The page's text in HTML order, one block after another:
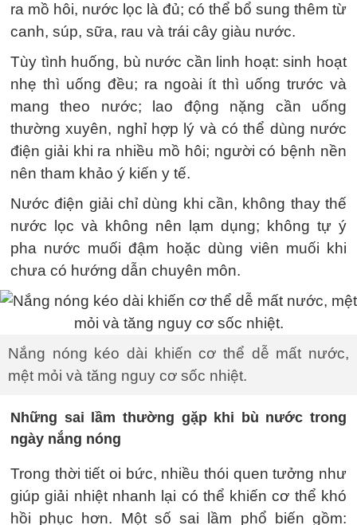
ra mồ hôi, nước lọc là đủ; có thể bổ sung thêm từ
canh, súp, sữa, rau và trái cây giàu nước.
Tùy tình huống, bù nước cần linh hoạt: sinh hoạt
nhẹ thì uống đều; ra ngoài ít thì uống trước và
mang theo nước; lao động nặng cần uống
thường xuyên, nghỉ hợp lý và có thể dùng nước
điện giải khi ra nhiều mồ hôi; người có bệnh nền
nên tham khảo ý kiến y tế.
Nước điện giải chỉ dùng khi cần, không thay thế
nước lọc và không nên lạm dụng; không tự ý
pha nước muối đậm hoặc dùng viên muối khi
chưa có hướng dẫn chuyên môn.
Nắng nóng kéo dài khiến cơ thể dễ mất nước,
mệt mỏi và tăng nguy cơ sốc nhiệt.
Những sai lầm thường gặp khi bù nước trong
ngày nắng nóng
Trong thời tiết oi bức, nhiều thói quen tưởng như
giúp giải nhiệt nhanh lại có thể khiến cơ thể khó
hồi phục hơn. Một số sai lầm phổ biến gồm: